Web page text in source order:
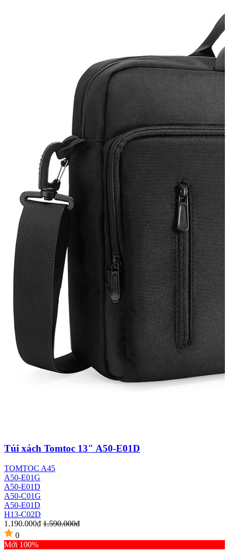
Túi xách Tomtoc 13" A50-E01D
TOMTOC A45
A50-E01G
A50-E01D
A50-C01G
A50-E01D
H13-C02D
1.190.000đ 1.590.000đ
0
Mới 100%